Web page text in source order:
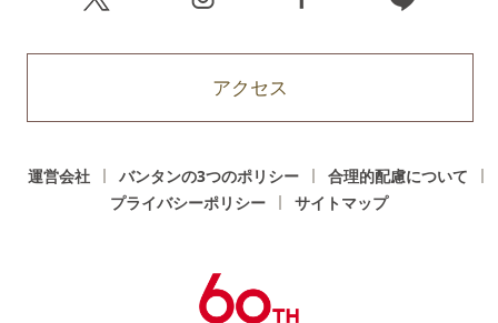
アクセス
運営会社 バンタンの3つのポリシー
合理的配慮について
プライバシーポリシー
サイトマップ